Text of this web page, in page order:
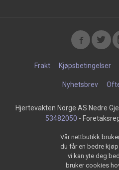
Frakt Kjøpsbetingelser
Nyhetsbrev
Hjertevakten Norge AS Nedre
53482050 -
Vår nettbutikk
du får en bedre
vi kan yte deg
bruker cookies